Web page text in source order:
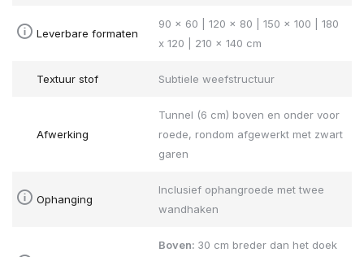
Leverbare formaten
90 x 60 | 120 x 80 | 150 x 100 | 180
x 120 | 210 x 140 cm
Textuur stof Subtiele weefstructuur
Afwerking
Tunnel (6 cm) boven en onder voor
roede, rondom afgewerkt met zwart
garen
Ophanging
Inclusief ophangroede met twee
wandhaken
Boven: 30 cm breder dan het doek